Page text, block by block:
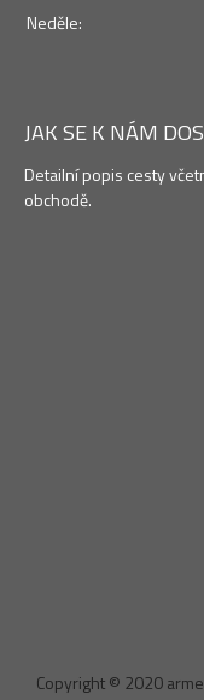
Neděle:
JAK SE K NÁM
Detailní popis cesty
obchodě.
Copyright © 2020